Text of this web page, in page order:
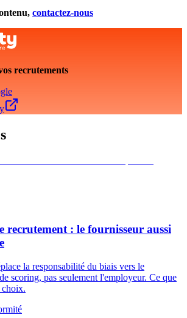
contactez-nous
recrutements
recrutement : le fournisseur aussi
la responsabilité du biais vers le
scoring, pas seulement l'employeur. Ce que
choix.